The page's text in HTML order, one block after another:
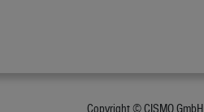
Copyright © CISMO GmbH